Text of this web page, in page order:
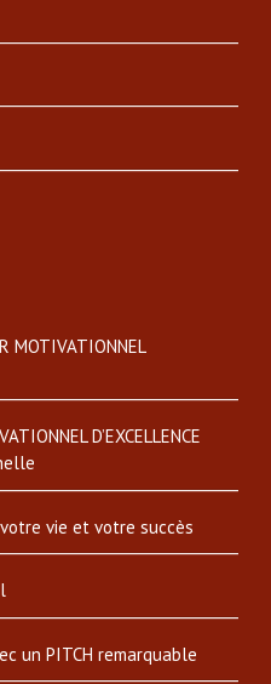
MOTIVATIONNEL
D’EXCELLENCE
votre vie et votre succès
un PITCH remarquable